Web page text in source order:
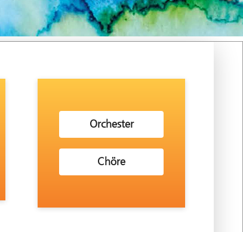
Orchester
Chöre